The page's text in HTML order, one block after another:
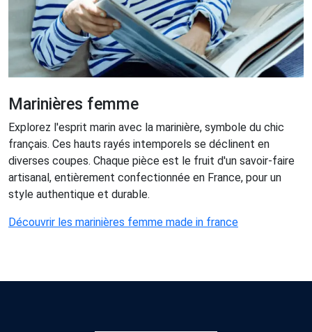
Marinières femme
Explorez l'esprit marin avec la marinière, symbole du chic
français. Ces hauts rayés intemporels se déclinent en
diverses coupes. Chaque pièce est le fruit d'un savoir-faire
artisanal, entièrement confectionnée en France, pour un
style authentique et durable.
Découvrir les marinières femme made in france